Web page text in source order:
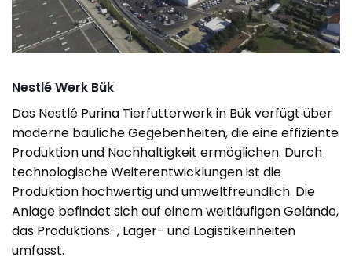
Nestlé Werk Bük
Das Nestlé Purina Tierfutterwerk in Bük verfügt über
moderne bauliche Gegebenheiten, die eine effiziente
Produktion und Nachhaltigkeit ermöglichen. Durch
technologische Weiterentwicklungen ist die
Produktion hochwertig und umweltfreundlich. Die
Anlage befindet sich auf einem weitläufigen Gelände,
das Produktions-, Lager- und Logistikeinheiten
umfasst.